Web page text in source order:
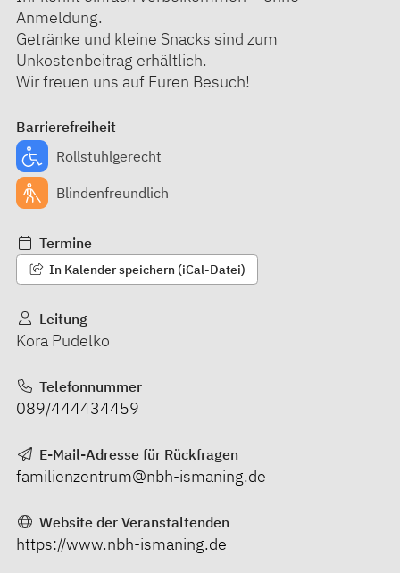
Anmeldung.
Getränke und kleine Snacks sind zum
Unkostenbeitrag erhältlich.
Wir freuen uns auf Euren Besuch!
Barrierefreiheit
Rollstuhlgerecht
Blindenfreundlich
Termine
In Kalender speichern (iCal-Datei)
Leitung
Kora Pudelko
Telefonnummer
089/444434459
E-Mail-Adresse für Rückfragen
familienzentrum@nbh-ismaning.de
Website der Veranstaltenden
https://www.nbh-ismaning.de